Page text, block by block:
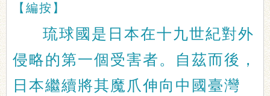
【編按】
琉球國是日本在十九世紀對外
侵略的第一個受害者。自茲而後，
日本繼續將其魔爪伸向中國臺灣